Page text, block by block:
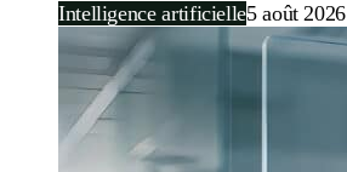
Intelligence artificielle5 août 2026